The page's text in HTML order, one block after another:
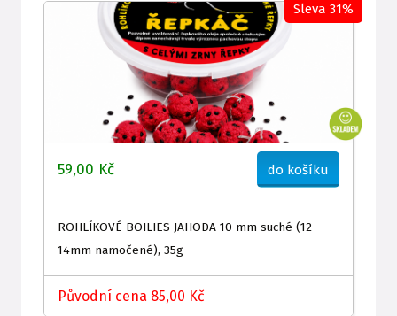
59,00 Kč do košíku
ROHLÍKOVÉ BOILIES JAHODA 10 mm suché (12-
14mm namočené), 35g
Původní cena 85,00 Kč
Sleva 31%